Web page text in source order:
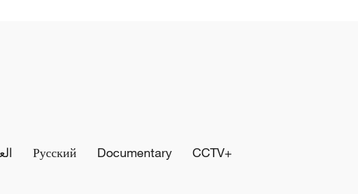
Русский Documentary CCTV+